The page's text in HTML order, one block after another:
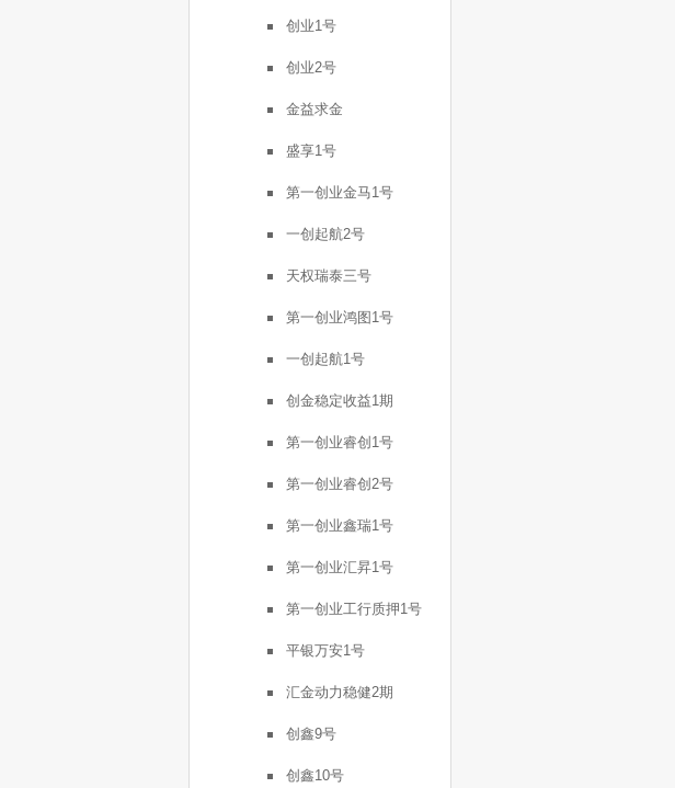
创业1号
创业2号
金益求金
盛享1号
第一创业金马1号
一创起航2号
天权瑞泰三号
第一创业鸿图1号
一创起航1号
创金稳定收益1期
第一创业睿创1号
第一创业睿创2号
第一创业鑫瑞1号
第一创业汇昇1号
第一创业工行质押1号
平银万安1号
汇金动力稳健2期
创鑫9号
创鑫10号